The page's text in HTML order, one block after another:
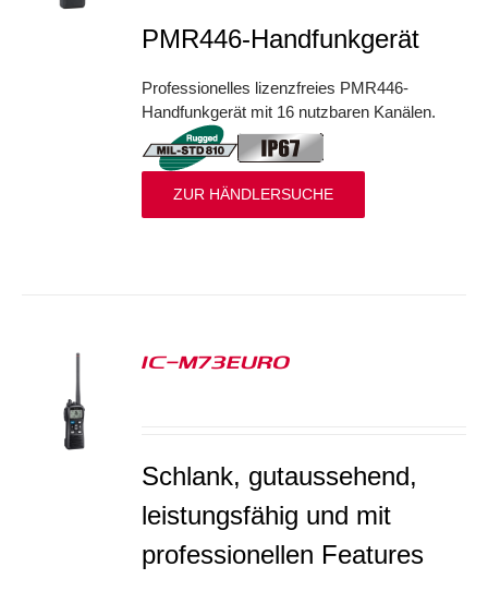
PMR446-Handfunkgerät
Professionelles lizenzfreies PMR446-
Handfunkgerät mit 16 nutzbaren Kanälen.
ZUR HÄNDLERSUCHE
IC-M73EURO
Schlank, gutaussehend,
leistungsfähig und mit
professionellen Features